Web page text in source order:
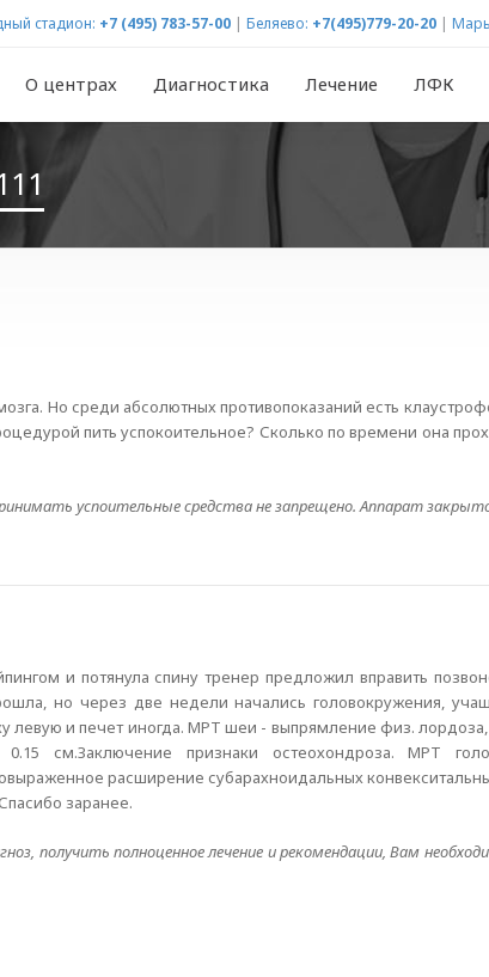
стадион: +7 (495) 783-57-00 | Беляево: +7(495)779-20-20 |
О центрах Диагностика Лечение ЛФК
Но среди абсолютных противопоказаний есть
пить успокоительное? Сколько по времени она
успоительные средства не запрещено. Аппарат
и потянула спину тренер предложил вправить
но через две недели начались головокружения,
левую и печет иногда. МРТ шеи - выпрямление физ.
см.Заключение признаки остеохондроза. МРТ
расширение субарахноидальных
заранее.
получить полноценное лечение и рекомендации, Вам